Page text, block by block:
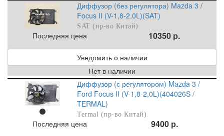
Диффузор (без регулятора) Mazda 3 /
Focus II (V-1,8-2,0L)(SAT)
SAT (пр-во Китай)
Последняя цена 10350 р.
Уведомить о наличии
Нет в наличии
Диффузор (с регулятором) Mazda 3 /
Ford Focus II (V-1,8-2,0L)(404026S /
TERMAL)
Termal (пр-во Китай)
Последняя цена 9400 р.